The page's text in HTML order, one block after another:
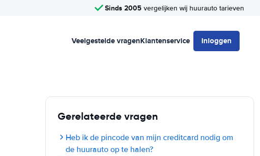
Sinds 2005 vergelijken wij huurauto tarieven
Veelgestelde vragenKlantenservice Inloggen
Gerelateerde vragen
Heb ik de pincode van mijn creditcard nodig om
de huurauto op te halen?